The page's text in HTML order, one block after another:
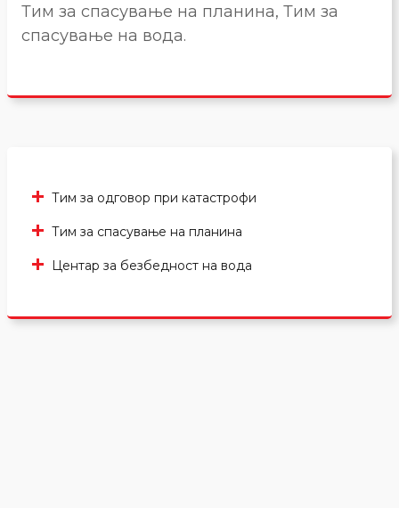
Тим за одговор при катастрофи
Тим за спасување на планина
Центар за безбедност на вода
Тим за спасување на планина, Тим за
спасување на вода.